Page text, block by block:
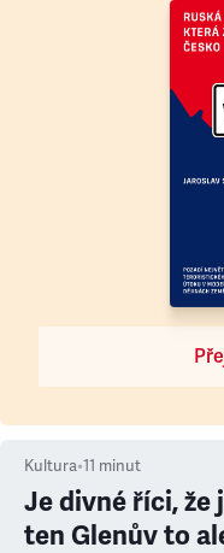
Kultura•11 minut
Je divné říci, že
ten Glenův to